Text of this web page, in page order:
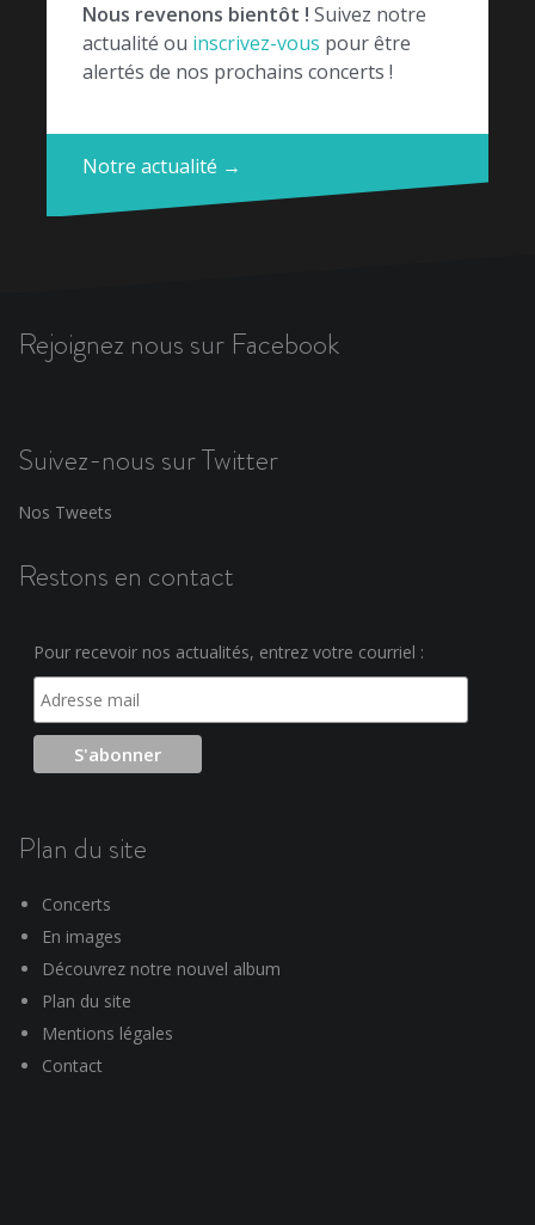
Nous revenons bientôt ! Suivez notre
actualité ou inscrivez-vous pour être
alertés de nos prochains concerts !
Notre actualité →
Rejoignez nous sur Facebook
Suivez-nous sur Twitter
Nos Tweets
Restons en contact
Pour recevoir nos actualités, entrez votre courriel :
Plan du site
Concerts
En images
Découvrez notre nouvel album
Plan du site
Mentions légales
Contact